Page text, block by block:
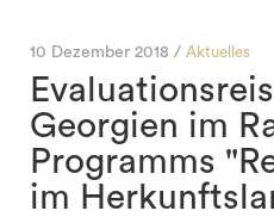
10 Dezember 2018 / Aktuelles
Georgien im
Programms
im